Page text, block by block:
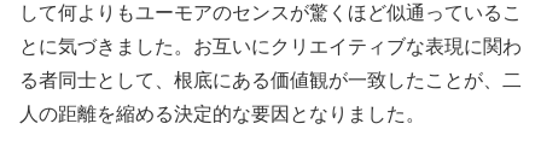
して何よりもユーモアのセンスが驚くほど似通っているこ
とに気づきました。お互いにクリエイティブな表現に関わ
る者同士として、根底にある価値観が一致したことが、二
人の距離を縮める決定的な要因となりました。